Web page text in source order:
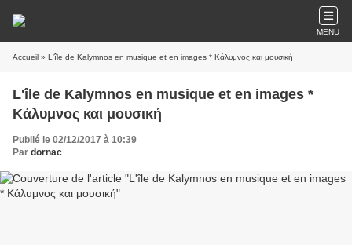
MENU
Accueil » L'île de Kalymnos en musique et en images * Κάλυμνος και μουσική
L'île de Kalymnos en musique et en images *
Κάλυμνος και μουσική
Publié le 02/12/2017 à 10:39
Par dornac